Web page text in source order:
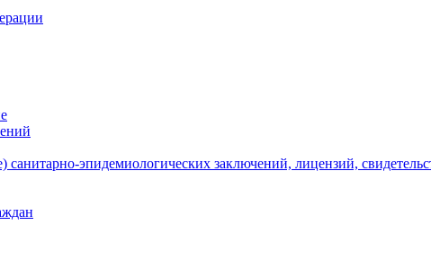
эпидемиологических заключений, лицензий,